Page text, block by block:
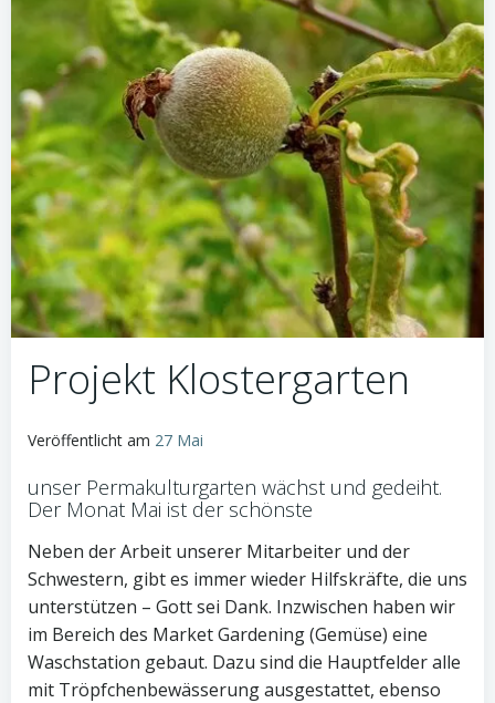
Projekt Klostergarten
Veröffentlicht am 27 Mai
unser Permakulturgarten wächst und gedeiht.
Der Monat Mai ist der schönste
Neben der Arbeit unserer Mitarbeiter und der
Schwestern, gibt es immer wieder Hilfskräfte, die uns
unterstützen – Gott sei Dank. Inzwischen haben wir
im Bereich des Market Gardening (Gemüse) eine
Waschstation gebaut. Dazu sind die Hauptfelder alle
mit Tröpfchenbewässerung ausgestattet, ebenso